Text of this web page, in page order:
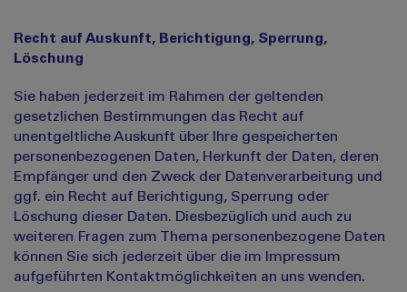
Recht auf Auskunft, Berichtigung, Sperrung,
Löschung
Sie haben jederzeit im Rahmen der geltenden
gesetzlichen Bestimmungen das Recht auf
unentgeltliche Auskunft über Ihre gespeicherten
personenbezogenen Daten, Herkunft der Daten, deren
Empfänger und den Zweck der Datenverarbeitung und
ggf. ein Recht auf Berichtigung, Sperrung oder
Löschung dieser Daten. Diesbezüglich und auch zu
weiteren Fragen zum Thema personenbezogene Daten
können Sie sich jederzeit über die im Impressum
aufgeführten Kontaktmöglichkeiten an uns wenden.